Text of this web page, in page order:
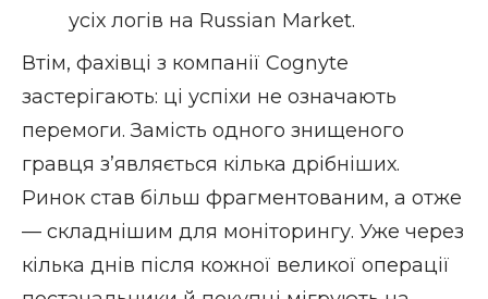
усіх логів на Russian Market.
Втім, фахівці з компанії Cognyte
застерігають: ці успіхи не означають
перемоги. Замість одного знищеного
гравця з’являється кілька дрібніших.
Ринок став більш фрагментованим, а отже
— складнішим для моніторингу. Уже через
кілька днів після кожної великої операції